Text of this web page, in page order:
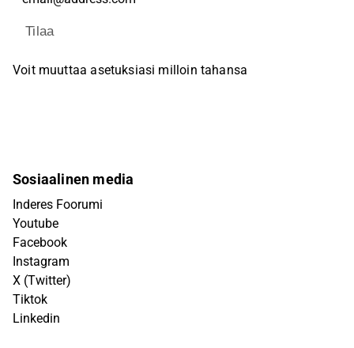
Tilaa
Voit muuttaa asetuksiasi milloin tahansa
Sosiaalinen media
Inderes Foorumi
Youtube
Facebook
Instagram
X (Twitter)
Tiktok
Linkedin